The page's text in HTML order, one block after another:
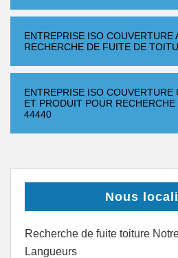
ENTREPRISE ISO COUVERTURE
RECHERCHE DE FUITE DE
ENTREPRISE ISO COUVERTURE
ET PRODUIT POUR
44440
Nous
Recherche de fuite toiture
Langueurs